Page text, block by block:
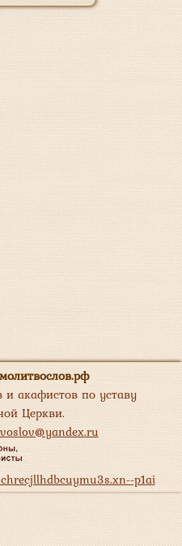
акафистов по уставу
Церкви.
p1ai